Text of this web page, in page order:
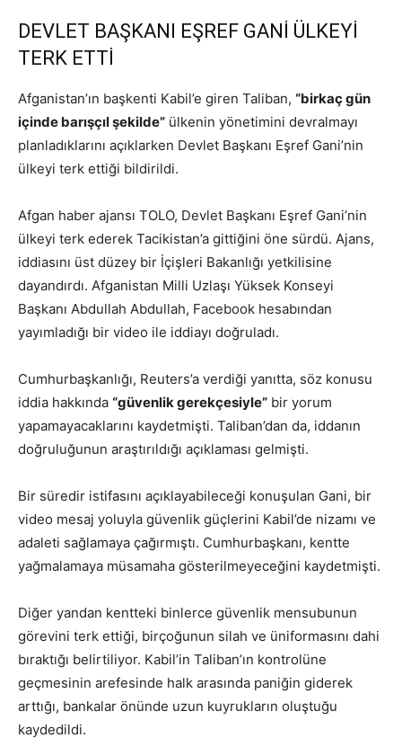
DEVLET BAŞKANI EŞREF GANİ ÜLKEYİ
TERK ETTİ
Afganistan’ın başkenti Kabil’e giren Taliban, “birkaç gün
içinde barışçıl şekilde” ülkenin yönetimini devralmayı
planladıklarını açıklarken Devlet Başkanı Eşref Gani’nin
ülkeyi terk ettiği bildirildi.
Afgan haber ajansı TOLO, Devlet Başkanı Eşref Gani’nin
ülkeyi terk ederek Tacikistan’a gittiğini öne sürdü. Ajans,
iddiasını üst düzey bir İçişleri Bakanlığı yetkilisine
dayandırdı. Afganistan Milli Uzlaşı Yüksek Konseyi
Başkanı Abdullah Abdullah, Facebook hesabından
yayımladığı bir video ile iddiayı doğruladı.
Cumhurbaşkanlığı, Reuters’a verdiği yanıtta, söz konusu
iddia hakkında “güvenlik gerekçesiyle” bir yorum
yapamayacaklarını kaydetmişti. Taliban’dan da, iddanın
doğruluğunun araştırıldığı açıklaması gelmişti.
Bir süredir istifasını açıklayabileceği konuşulan Gani, bir
video mesaj yoluyla güvenlik güçlerini Kabil’de nizamı ve
adaleti sağlamaya çağırmıştı. Cumhurbaşkanı, kentte
yağmalamaya müsamaha gösterilmeyeceğini kaydetmişti.
Diğer yandan kentteki binlerce güvenlik mensubunun
görevini terk ettiği, birçoğunun silah ve üniformasını dahi
bıraktığı belirtiliyor. Kabil’in Taliban’ın kontrolüne
geçmesinin arefesinde halk arasında paniğin giderek
arttığı, bankalar önünde uzun kuyrukların oluştuğu
kaydedildi.